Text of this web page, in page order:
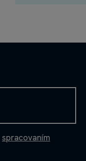
spracovaním